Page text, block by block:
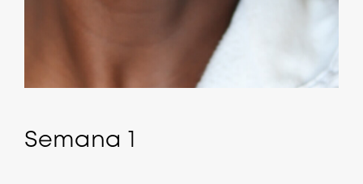
Semana 1